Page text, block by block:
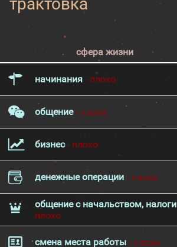
сфера жизни
начинания - плохо
общение- плохо
бизнес- плохо
денежные операции - плохо
общение с начальством, налоги
плохо
смена места работы - плохо